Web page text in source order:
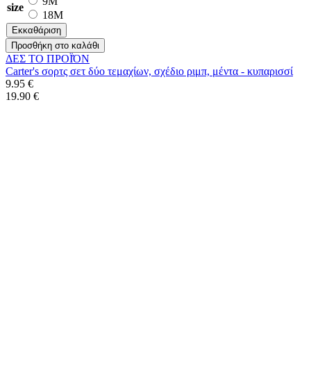
size
18M
Εκκαθάριση
Προσθήκη στο καλάθι
ΔΕΣ ΤO ΠΡΟΪΌΝ
Carter's σορτς σετ δύο τεμαχίων, σχέδιο ριμπ, μέντα - κυπαρισσί
9.95 €
19.90 €